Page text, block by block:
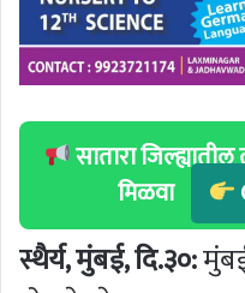
सातारा
मिळवा
स्थैर्य, मुंबई, दि.३०: